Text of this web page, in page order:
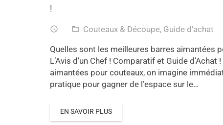
!
access_time folder_open Couteaux & Découpe, Guide d'achat
Quelles sont les meilleures barres aimantées
L’Avis d’un Chef ! Comparatif et Guide
aimantées pour couteaux, on imagine
pratique pour gagner de l’espace sur le…
EN SAVOIR PLUS